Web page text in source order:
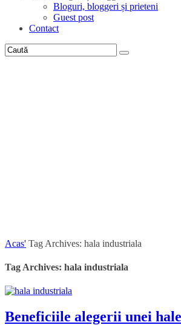
Bloguri, bloggeri și prieteni
Guest post
Contact
Acas' Tag Archives: hala industriala
Tag Archives: hala industriala
Beneficiile alegerii unei